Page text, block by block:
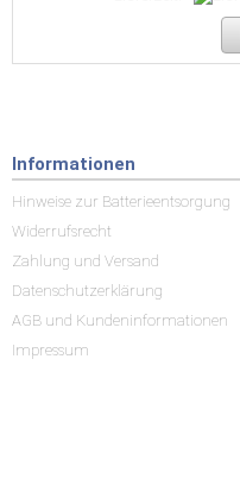
Informationen
Hinweise zur Batterieentsorgung
Widerrufsrecht
Zahlung und Versand
Datenschutzerklärung
AGB und Kundeninformationen
Impressum